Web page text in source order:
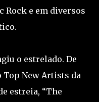
Rock e em diversos
o estrelado. De
Top New Artists da
estreia, “The